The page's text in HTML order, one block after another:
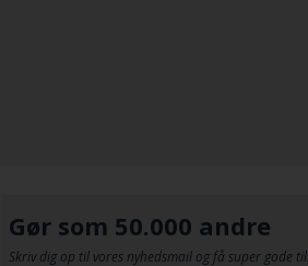
Gør som 50.000 andre
Skriv dig op til vores nyhedsmail og få super gode